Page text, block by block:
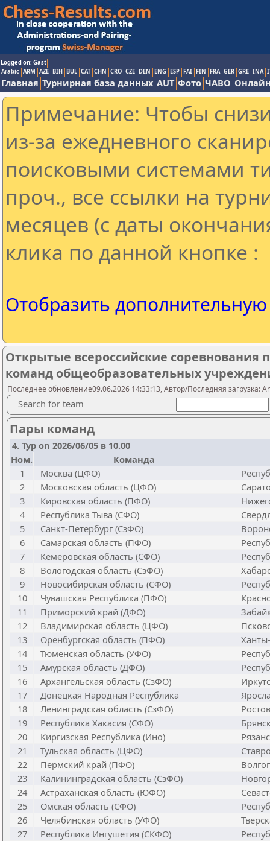
Logged on: Gast
Arabic ARM AZE BIH BUL CAT CHN CRO CZE DEN ENG ESP FAI FIN FRA GER GRE INA
Главная Турнирная база данных AUT Фото ЧАВО
Примечание: Чтобы
из-за ежедневного
поисковыми системами
проч., все ссылки на
месяцев (с даты
клика по данной кнопке :
Отобразить
Открытые всероссийские
команд общеобразовательных
Последнее обновление09.06.2026 14:33:13, Автор/Последняя загрузка:
Search for team
Пары команд
4. Тур on 2026/06/05 в 10.00
Ном.
Команда
1
Москва (ЦФО)
2
Московская область (ЦФО)
3
Кировская область (ПФО)
4
Республика Тыва (СФО)
5
Санкт-Петербург (СзФО)
6
Самарская область (ПФО)
7
Кемеровская область (СФО)
8
Вологодская область (СзФО)
9
Новосибирская область (СФО)
10
Чувашская Республика (ПФО)
11
Приморский край (ДФО)
12
Владимирская область (ЦФО)
13
Оренбургская область (ПФО)
14
Тюменская область (УФО)
15
Амурская область (ДФО)
16
Архангельская область (СзФО)
17
Донецкая Народная Республика
18
Ленинградская область (СзФО)
19
Республика Хакасия (СФО)
20
Киргизская Республика (Ино)
21
Тульская область (ЦФО)
22
Пермский край (ПФО)
23
Калининградская область (СзФО)
24
Астраханская область (ЮФО)
25
Омская область (СФО)
26
Челябинская область (УФО)
27
Республика Ингушетия (СКФО)